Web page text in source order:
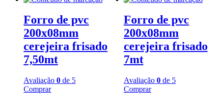
Forro de pvc
200x08mm
cerejeira frisado
7,50mt
Avaliação 0 de 5
Comprar
Forro de pvc
200x08mm
cerejeira frisado
7mt
Avaliação 0de 5
Comprar